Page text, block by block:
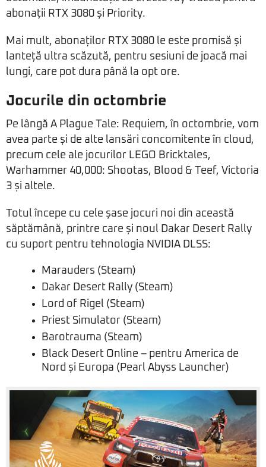
abonații RTX 3080 și Priority.
Mai mult, abonaților RTX 3080 le este promisă și
lanteță ultra scăzută, pentru sesiuni de joacă mai
lungi, care pot dura până la opt ore.
Jocurile din octombrie
Pe lângă A Plague Tale: Requiem, în octombrie, vom
avea parte și de alte lansări concomitente în cloud,
precum cele ale jocurilor LEGO Bricktales,
Warhammer 40,000: Shootas, Blood & Teef, Victoria
3 și altele.
Totul începe cu cele șase jocuri noi din această
săptămână, printre care și noul Dakar Desert Rally
cu suport pentru tehnologia NVIDIA DLSS:
Marauders (Steam)
Dakar Desert Rally (Steam)
Lord of Rigel (Steam)
Priest Simulator (Steam)
Barotrauma (Steam)
Black Desert Online – pentru America de
Nord și Europa (Pearl Abyss Launcher)